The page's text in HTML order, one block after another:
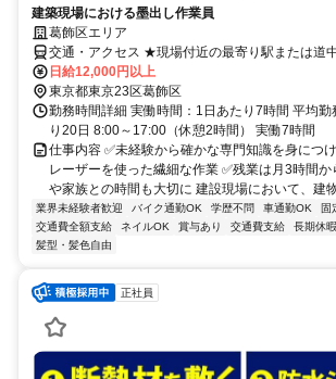
建築現場における墨出し作業員
葛飾区エリア
交通・アクセス ★現場付近の最寄り駅または道
る形となります。
日給12,000円以上
東京都東京23区葛飾区
勤務時間詳細 実働時間：1日あたり7時間 平均勤
り20日 8:00～17:00（休憩2時間） 実働7時間
仕事内容 ✅️未経験から確かな専門知識を身につ
レーザーを使った繊細な作業 ✅️残業は月3時間
や家族との時間も大切に 建設現場において、建
業界未経験者歓迎 バイク通勤OK 学歴不問 車通勤OK 固
交通費全額支給
ネイルOK 賞与あり 交通費支給 長期休
髪型・髪色自由
正社員